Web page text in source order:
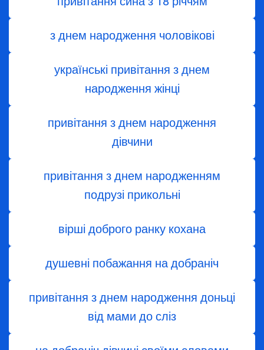
з днем народження чоловікові
українські привітання з днем
народження жінці
привітання з днем ​​народження
дівчини
привітання з днем народженням
подрузі прикольні
вірші доброго ранку кохана
душевні побажання на добраніч
привітання з днем народження доньці
від мами до сліз